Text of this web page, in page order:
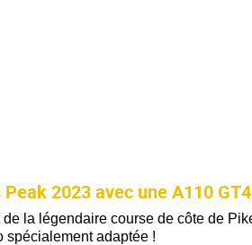
2023 avec une A110
la légendaire course de côte de
spécialement adaptée !